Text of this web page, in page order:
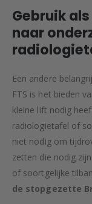
Gebruik
naar
Een andere
FTS is het bieden
kleine lift nodig
radiologietafel of
niet nodig om
zetten die nodig
of soortgelijke
de stopgezette